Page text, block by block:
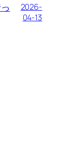
2026-
04-13